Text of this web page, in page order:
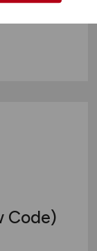
KG
Code)